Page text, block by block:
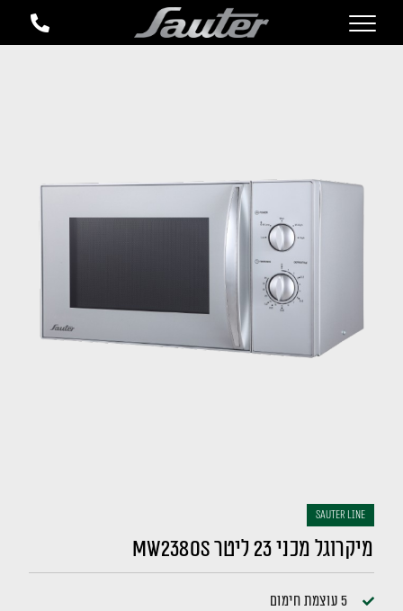
sauter LINE
מיקרוגל מכני 23 ליטר MW2380S
5 עוצמת חימום